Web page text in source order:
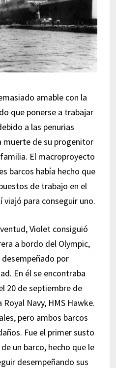
amable con la
que ponerse a trabajar
a las penurias
muerte de su progenitor
El macroproyecto
barcos había hecho que
de trabajo en el
viajó para conseguir uno.
Violet consiguió
a bordo del Olympic,
por
En él se encontraba
20 de septiembre de
Navy, HMS Hawke.
pero ambos barcos
Fue el primer susto
un barco, hecho que le
desempeñando sus